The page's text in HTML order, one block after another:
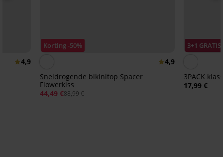
4,9
Korting -50%
4,9
Sneldrogende bikinitop Spacer
Flowerkiss
44,49 €88,99 €
3+1 GRATIS
3PACK
17,99 €